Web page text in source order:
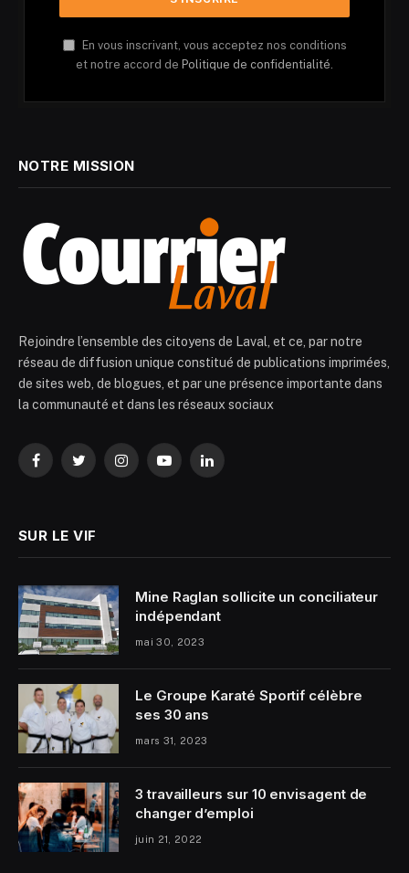
En vous inscrivant, vous acceptez nos conditions
et notre accord de Politique de confidentialité.
NOTRE MISSION
Rejoindre l’ensemble des citoyens de Laval, et ce, par notre
réseau de diffusion unique constitué de publications imprimées,
de sites web, de blogues, et par une présence importante dans
la communauté et dans les réseaux sociaux
FacebookTwitterInstagramYouTubeLinkedIn
SUR LE VIF
Mine Raglan sollicite un conciliateur
indépendant
mai 30, 2023
Le Groupe Karaté Sportif célèbre
ses 30 ans
mars 31, 2023
3 travailleurs sur 10 envisagent de
changer d’emploi
juin 21, 2022